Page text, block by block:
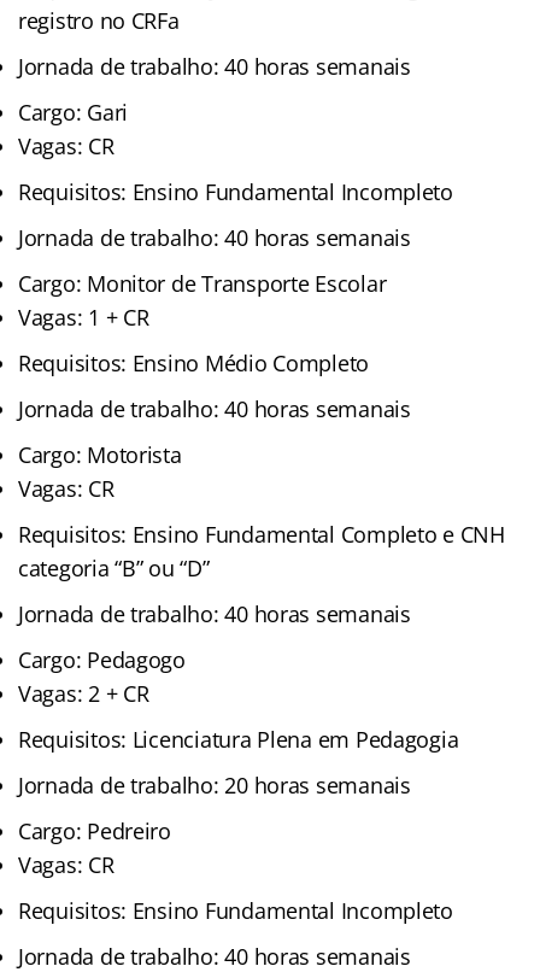
registro no CRFa
Jornada de trabalho: 40 horas semanais
Cargo: Gari
Vagas: CR
Requisitos: Ensino Fundamental Incompleto
Jornada de trabalho: 40 horas semanais
Cargo: Monitor de Transporte Escolar
Vagas: 1 + CR
Requisitos: Ensino Médio Completo
Jornada de trabalho: 40 horas semanais
Cargo: Motorista
Vagas: CR
Requisitos: Ensino Fundamental Completo e CNH
categoria “B” ou “D”
Jornada de trabalho: 40 horas semanais
Cargo: Pedagogo
Vagas: 2 + CR
Requisitos: Licenciatura Plena em Pedagogia
Jornada de trabalho: 20 horas semanais
Cargo: Pedreiro
Vagas: CR
Requisitos: Ensino Fundamental Incompleto
Jornada de trabalho: 40 horas semanais